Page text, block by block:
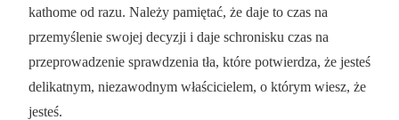
kathome od razu. Należy pamiętać, że daje to czas na
przemyślenie swojej decyzji i daje schronisku czas na
przeprowadzenie sprawdzenia tła, które potwierdza, że jesteś
delikatnym, niezawodnym właścicielem, o którym wiesz, że
jesteś.